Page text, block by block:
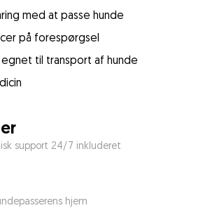
med at passe hunde
på forespørgsel
til transport af hunde
support 24/7 inkluderet
hjem